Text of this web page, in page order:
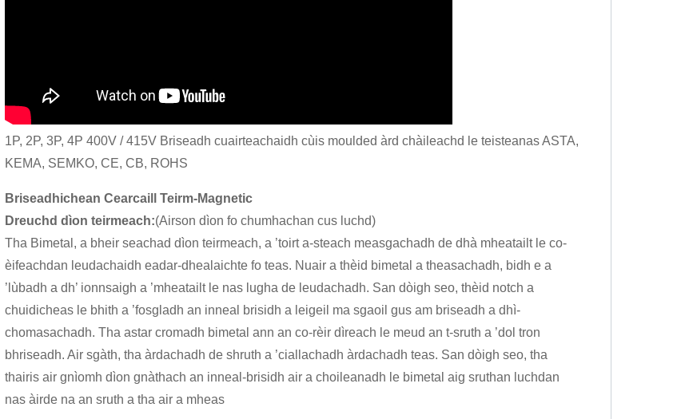
1P, 2P, 3P, 4P 400V / 415V Briseadh cuairteachaidh cùis moulded àrd chàileachd le teisteanas ASTA,
KEMA, SEMKO, CE, CB, ROHS
Briseadhichean Cearcaill Teirm-Magnetic
Dreuchd dìon teirmeach:(Airson dìon fo chumhachan cus luchd)
Tha Bimetal, a bheir seachad dìon teirmeach, a ’toirt a-steach measgachadh de dhà mheatailt le co-
èifeachdan leudachaidh eadar-dhealaichte fo teas. Nuair a thèid bimetal a theasachadh, bidh e a
’lùbadh a dh’ ionnsaigh a ’mheatailt le nas lugha de leudachadh. San dòigh seo, thèid notch a
chuidicheas le bhith a ’fosgladh an inneal brisidh a leigeil ma sgaoil gus am briseadh a dhì-
chomasachadh. Tha astar cromadh bimetal ann an co-rèir dìreach le meud an t-sruth a ’dol tron ​​
bhriseadh. Air sgàth, tha àrdachadh de shruth a ’ciallachadh àrdachadh teas. San dòigh seo, tha
thairis air gnìomh dìon gnàthach an inneal-brisidh air a choileanadh le bimetal aig sruthan luchdan
nas àirde na an sruth a tha air a mheas